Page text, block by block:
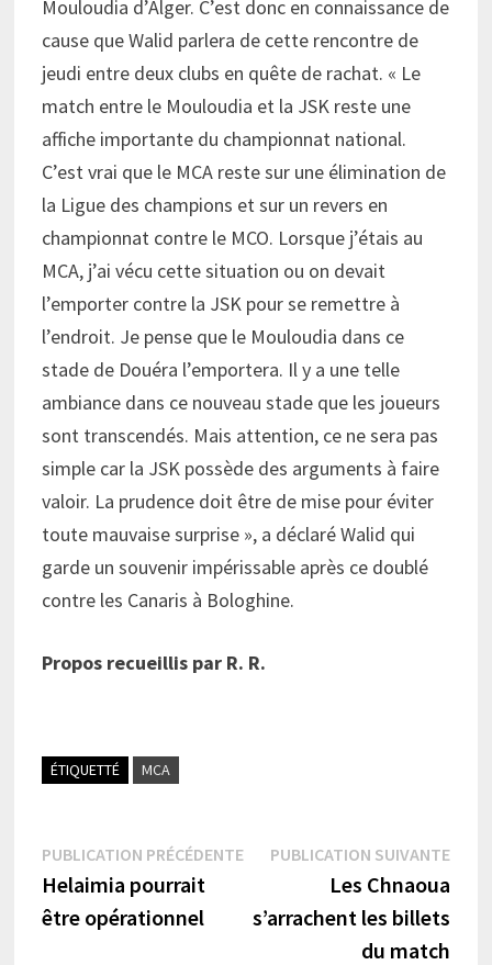
Mouloudia d’Alger. C’est donc en connaissance de
cause que Walid parlera de cette rencontre de
jeudi entre deux clubs en quête de rachat. « Le
match entre le Mouloudia et la JSK reste une
affiche importante du championnat national.
C’est vrai que le MCA reste sur une élimination de
la Ligue des champions et sur un revers en
championnat contre le MCO. Lorsque j’étais au
MCA, j’ai vécu cette situation ou on devait
l’emporter contre la JSK pour se remettre à
l’endroit. Je pense que le Mouloudia dans ce
stade de Douéra l’emportera. Il y a une telle
ambiance dans ce nouveau stade que les joueurs
sont transcendés. Mais attention, ce ne sera pas
simple car la JSK possède des arguments à faire
valoir. La prudence doit être de mise pour éviter
toute mauvaise surprise », a déclaré Walid qui
garde un souvenir impérissable après ce doublé
contre les Canaris à Bologhine.
Propos recueillis par R. R.
ÉTIQUETTÉ MCA
Navigation
de
l’article
PUBLICATION PRÉCÉDENTEPublication
précédente :
Helaimia pourrait
être opérationnel
PUBLICATION SUIVANTE
Les Chnaoua
s’arrachent les billets
du match